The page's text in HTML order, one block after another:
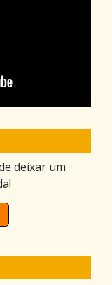
deixar um